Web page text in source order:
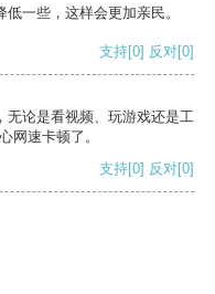
一些，这样会更加亲民。
支持[0] 反对[0]
无论是看视频、玩游戏还是工
网速卡顿了。
支持[0] 反对[0]